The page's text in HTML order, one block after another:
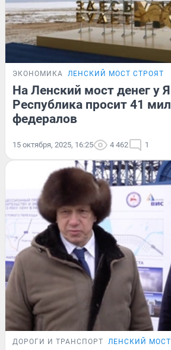
ЭКОНОМИКА ЛЕНСКИЙ МОСТ СТРОЯТ
На Ленский мост денег у
Республика просит 41
федералов
15 октября, 2025, 16:25 4 462 1
ДОРОГИ И ТРАНСПОРТ ЛЕНСКИЙ